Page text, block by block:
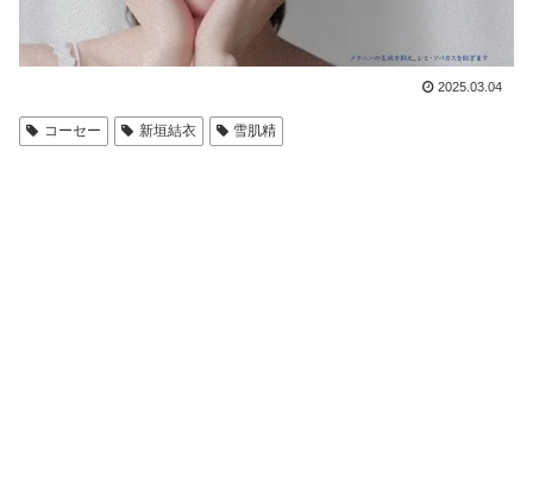
2025.03.04
コーセー 新垣結衣 雪肌精